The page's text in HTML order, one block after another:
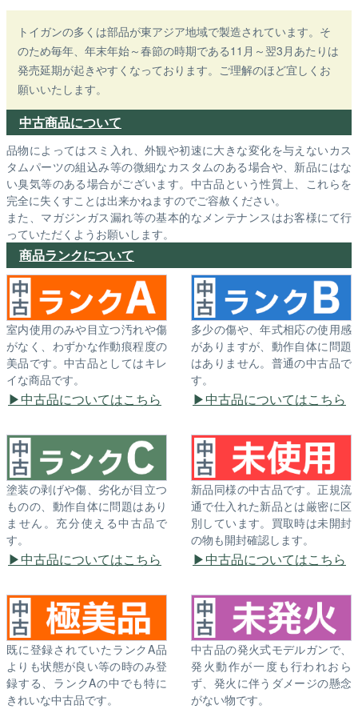
トイガンの多くは部品が東アジア地域で製造されています。そ
のため毎年、年末年始～春節の時期である11月～翌3月あたりは
発売延期が起きやすくなっております。ご理解のほど宜しくお
願いいたします。
中古商品について
品物によってはスミ入れ、外観や初速に大きな変化を与えないカス
タムパーツの組込み等の微細なカスタムのある場合や、新品にはな
い臭気等のある場合がございます。中古品という性質上、これらを
完全に失くすことは出来かねますのでご容赦ください。
また、マガジンガス漏れ等の基本的なメンテナンスはお客様にて行
っていただくようお願いします。
商品ランクについて
室内使用のみや目立つ汚れや傷
がなく、わずかな作動痕程度の
美品です。中古品としてはキレ
イな商品です。
中古品についてはこちら
多少の傷や、年式相応の使用感
がありますが、動作自体に問題
はありません。普通の中古品で
す。
中古品についてはこちら
塗装の剥げや傷、劣化が目立つ
ものの、動作自体に問題はあり
ません。充分使える中古品で
す。
中古品についてはこちら
新品同様の中古品です。正規流
通で仕入れた新品とは厳密に区
別しています。買取時は未開封
の物も開封確認します。
中古品についてはこちら
既に登録されていたランクA品
よりも状態が良い等の時のみ登
録する、ランクAの中でも特に
きれいな中古品です。
中古品の発火式モデルガンで、
発火動作が一度も行われおら
ず、発火に伴うダメージの懸念
がない物です。